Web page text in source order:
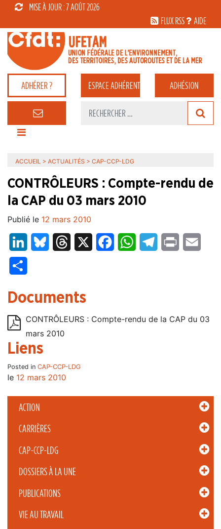
MISE À JOUR : 7 AOÛT 2026
FLUX RSS
AIDE
ADHÉRER ? ESPACEADHÉRENT ADHÉSION
ACTION
CARRIÈRES
CAP-CCP-LDG
DOSSIERS À LA UNE
PUBLICATIONS
VIE AU TRAVAIL
ACCUEIL > ACTUALITÉS > CAP-CCP-LDG
CONTRÔLEURS : Compte-rendu de
la CAP du 03 mars 2010
Publié le 12 mars 2010
LinkedInBluesky Threads FacebookWhatsAppTelegram
Print
Documents
CONTRÔLEURS : Compte-rendu de la CAP du 03
mars 2010
Liens
Posted in CAP-CCP-LDG
le 12 mars 2010